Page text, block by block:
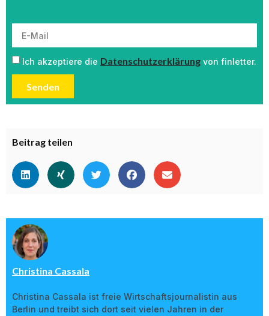
Ich akzeptiere die Datenschutzerklärung von finletter.
Senden
Beitrag teilen
Christina Cassala
Christina Cassala ist freie Wirtschaftsjournalistin aus
Berlin und treibt sich dort seit vielen Jahren in der